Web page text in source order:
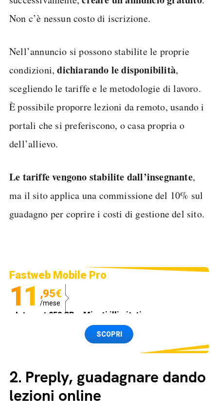
Non c’è nessun costo di iscrizione.
Nell’annuncio si possono stabilite le proprie
condizioni,dichiarando le disponibilità,
scegliendo le tariffe e le metodologie di lavoro.
È possibile proporre lezioni da remoto, usando i
portali che si preferiscono, o casa propria o
dell’allievo.
Le tariffe vengono stabilite dall’insegnante,
ma il sito applica una commissione del 10% sul
guadagno per coprire i costi di gestione del sito.
Fastweb Mobile Pro
11 ,95€
/mese
Internet 250 GB e Minuti illimitati
Spedizione SIM GRATISSCOPRI
2. Preply, guadagnare dando
lezioni online